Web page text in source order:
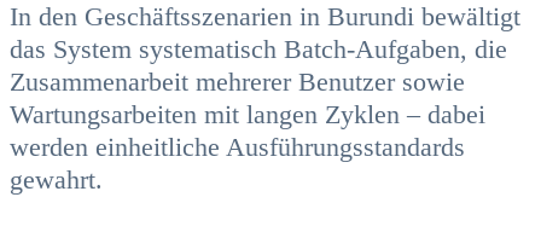
In den Geschäftsszenarien in Burundi bewältigt
das System systematisch Batch-Aufgaben, die
Zusammenarbeit mehrerer Benutzer sowie
Wartungsarbeiten mit langen Zyklen – dabei
werden einheitliche Ausführungsstandards
gewahrt.